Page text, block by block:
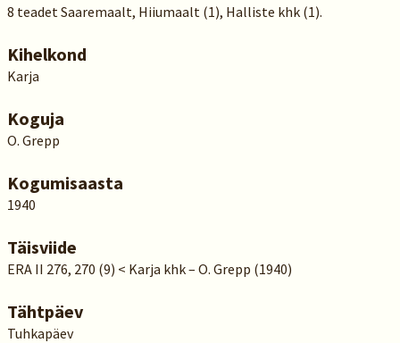
8 teadet Saaremaalt, Hiiumaalt (1), Halliste khk (1).
Kihelkond
Karja
Koguja
O. Grepp
Kogumisaasta
1940
Täisviide
ERA II 276, 270 (9) < Karja khk – O. Grepp (1940)
Tähtpäev
Tuhkapäev